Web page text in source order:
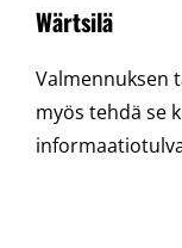
Wärtsilä
Valmennuksen
myös tehdä se